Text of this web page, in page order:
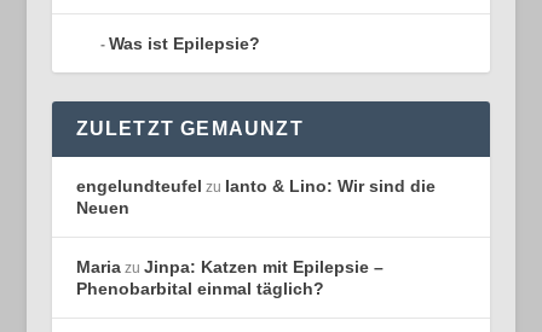
Was ist Epilepsie?
ZULETZT GEMAUNZT
engelundteufel zu Ianto & Lino: Wir sind die
Neuen
Mariazu Jinpa: Katzen mit Epilepsie –
Phenobarbital einmal täglich?